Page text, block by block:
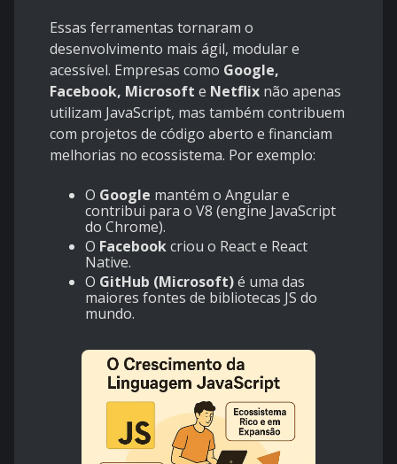
Essas ferramentas tornaram o
desenvolvimento mais ágil, modular e
acessível. Empresas como Google,
Facebook, Microsoft e Netflix não apenas
utilizam JavaScript, mas também contribuem
com projetos de código aberto e financiam
melhorias no ecossistema. Por exemplo:
O Google mantém o Angular e
contribui para o V8 (engine JavaScript
do Chrome).
O Facebookcriou o React e React
Native.
O GitHub (Microsoft)é uma das
maiores fontes de bibliotecas JS do
mundo.